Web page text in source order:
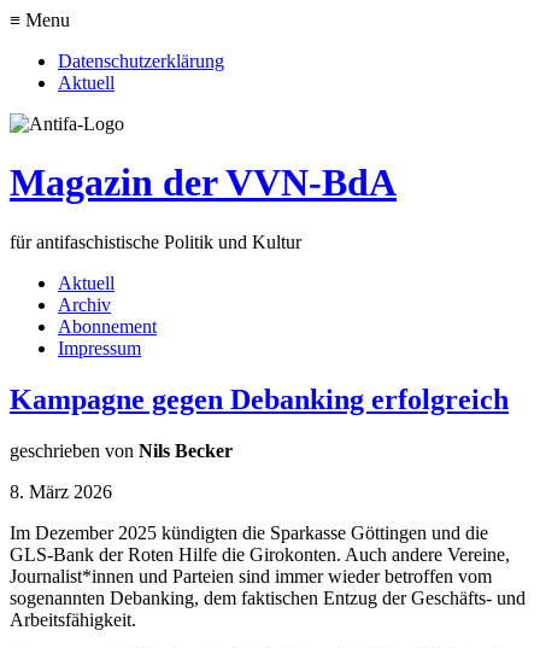
≡ Menu
Datenschutzerklärung
Aktuell
Magazin der VVN-BdA
für antifaschistische Politik und Kultur
Aktuell
Archiv
Abonnement
Impressum
Kampagne gegen Debanking erfolgreich
geschrieben von Nils Becker
8. März 2026
Im Dezember 2025 kündigten die Sparkasse Göttingen und die
GLS-Bank der Roten Hilfe die Girokonten. Auch andere Vereine,
Journalist*innen und Parteien sind immer wieder betroffen vom
sogenannten Debanking, dem faktischen Entzug der Geschäfts- und
Arbeitsfähigkeit.